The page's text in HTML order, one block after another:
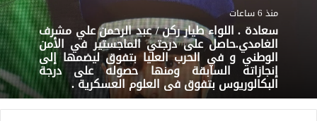
منذ 6 ساعات
سعادة . اللواء طيار ركن / عبد الرحمن علي مشرف
الغامدي.حاصل على درجتي الماجستير في الأمن
الوطني و في الحرب العليا بتفوق ليضمها إلى
إنجازاته السابقة ومنها حصوله على درجة
البكالوريوس بتفوق في العلوم العسكرية .